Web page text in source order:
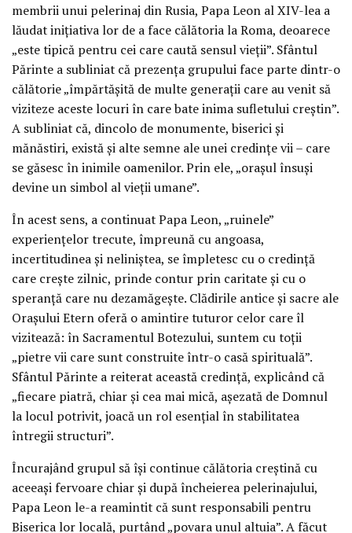
membrii unui pelerinaj din Rusia, Papa Leon al XIV-lea a
lăudat inițiativa lor de a face călătoria la Roma, deoarece
„este tipică pentru cei care caută sensul vieții”. Sfântul
Părinte a subliniat că prezența grupului face parte dintr-o
călătorie „împărtășită de multe generații care au venit să
viziteze aceste locuri în care bate inima sufletului creștin”.
A subliniat că, dincolo de monumente, biserici și
mănăstiri, există și alte semne ale unei credințe vii – care
se găsesc în inimile oamenilor. Prin ele, „orașul însuși
devine un simbol al vieții umane”.
În acest sens, a continuat Papa Leon, „ruinele”
experiențelor trecute, împreună cu angoasa,
incertitudinea și neliniștea, se împletesc cu o credință
care crește zilnic, prinde contur prin caritate și cu o
speranță care nu dezamăgește. Clădirile antice și sacre ale
Orașului Etern oferă o amintire tuturor celor care îl
vizitează: în Sacramentul Botezului, suntem cu toții
„pietre vii care sunt construite într-o casă spirituală”.
Sfântul Părinte a reiterat această credință, explicând că
„fiecare piatră, chiar și cea mai mică, așezată de Domnul
la locul potrivit, joacă un rol esențial în stabilitatea
întregii structuri”.
Încurajând grupul să își continue călătoria creștină cu
aceeași fervoare chiar și după încheierea pelerinajului,
Papa Leon le-a reamintit că sunt responsabili pentru
Biserica lor locală, purtând „povara unul altuia”. A făcut